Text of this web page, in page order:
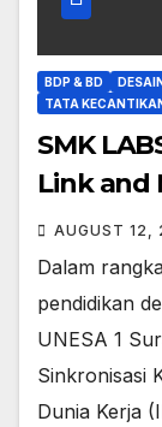
BDP & BD
TATA
SMK
Link and
AUGUST 12,
Dalam
pendidikan
UNESA 1
Sinkronisasi
Dunia Kerja